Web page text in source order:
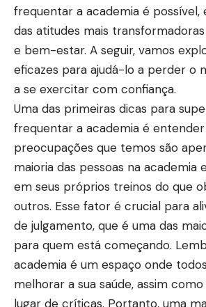
frequentar a academia é possível,
das atitudes mais
e bem-estar. A seguir, vamos
eficazes para ajudá-lo a perder o
a se exercitar com confiança.
Uma das primeiras dicas para
frequentar a academia é
preocupações que temos são
maioria das pessoas na academia
em seus próprios treinos do que
outros. Esse fator é crucial para
de julgamento, que é uma das
para quem está começando.
academia é um espaço onde
melhorar a sua saúde, assim
lugar de críticas. Portanto, uma